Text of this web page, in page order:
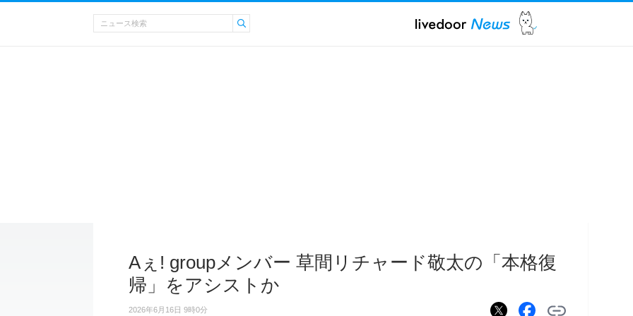
Aぇ! groupメンバー 草間リチャード敬太の「本格復
帰」をアシストか
2026年6月16日 9時0分